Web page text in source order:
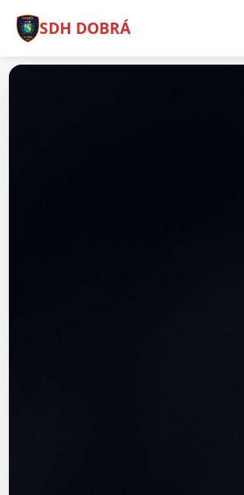
SDH DOBRÁ